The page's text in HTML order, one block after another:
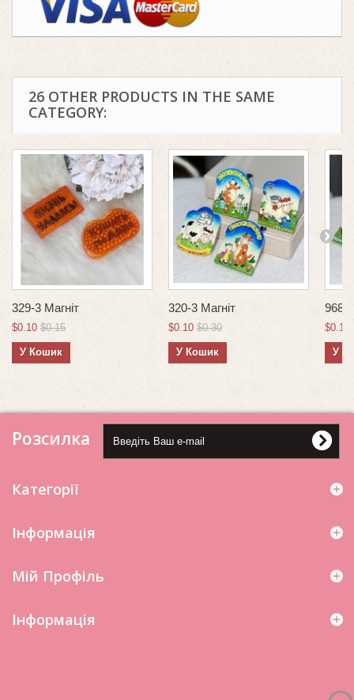
26 OTHER PRODUCTS IN THE SAME
CATEGORY:
329-3 Магніт
$0.10 $0.15
У Кошик
320-3 Магніт
$0.10 $0.30
У Кошик
968-
$0.10
У
Розсилка
Категорії
Інформація
Мій Профіль
Iнформація